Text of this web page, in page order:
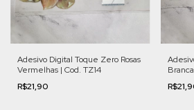
Adesivo Digital Toque Zero Rosas
Vermelhas | Cod. TZ14
R$21,90